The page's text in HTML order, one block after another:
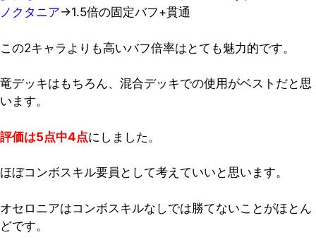
ノクタニア→1.5倍の固定バフ+貫通
この2キャラよりも高いバフ倍率はとても魅力的です。
竜デッキはもちろん、混合デッキでの使用がベストだと思
います。
評価は5点中4点にしました。
ほぼコンボスキル要員として考えていいと思います。
オセロニアはコンボスキルなしでは勝てないことがほとん
どです。